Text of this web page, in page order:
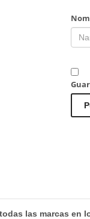
las marcas en